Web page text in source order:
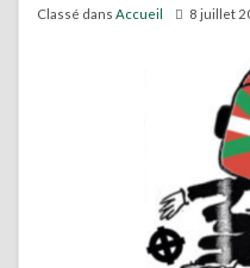
Classé dans Accueil 8 juillet